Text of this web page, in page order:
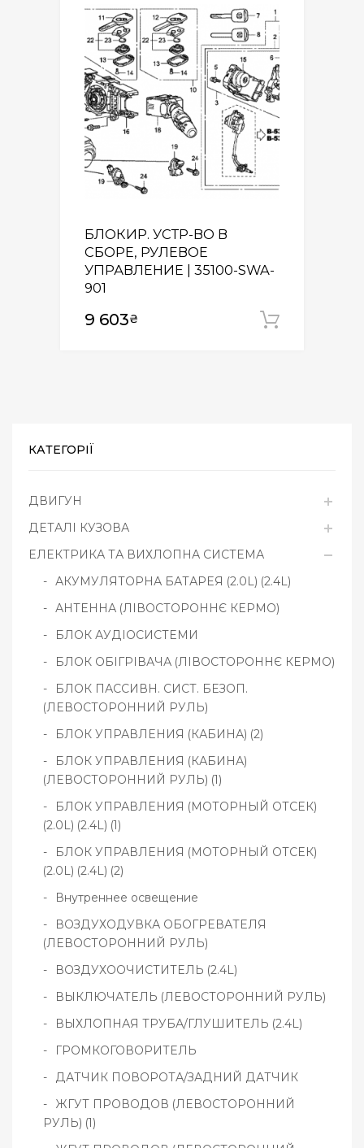
БЛОКИР. УСТР-ВО В
СБОРЕ, РУЛЕВОЕ
УПРАВЛЕНИЕ | 35100-SWA-
901
9 603₴
КАТЕГОРІЇ
ДВИГУН
ДЕТАЛІ КУЗОВА
ЕЛЕКТРИКА ТА ВИХЛОПНА СИСТЕМА
АКУМУЛЯТОРНА БАТАРЕЯ (2.0L) (2.4L)
АНТЕННА (ЛІВОСТОРОННЄ КЕРМО)
БЛОК АУДІОСИСТЕМИ
БЛОК ОБІГРІВАЧА (ЛІВОСТОРОННЄ КЕРМО)
БЛОК ПАССИВН. СИСТ. БЕЗОП.
(ЛЕВОСТОРОННИЙ РУЛЬ)
БЛОК УПРАВЛЕНИЯ (КАБИНА) (2)
БЛОК УПРАВЛЕНИЯ (КАБИНА)
(ЛЕВОСТОРОННИЙ РУЛЬ) (1)
БЛОК УПРАВЛЕНИЯ (МОТОРНЫЙ ОТСЕК)
(2.0L) (2.4L) (1)
БЛОК УПРАВЛЕНИЯ (МОТОРНЫЙ ОТСЕК)
(2.0L) (2.4L) (2)
Внутреннее освещение
ВОЗДУХОДУВКА ОБОГРЕВАТЕЛЯ
(ЛЕВОСТОРОННИЙ РУЛЬ)
ВОЗДУХООЧИСТИТЕЛЬ (2.4L)
ВЫКЛЮЧАТЕЛЬ (ЛЕВОСТОРОННИЙ РУЛЬ)
ВЫХЛОПНАЯ ТРУБА/ГЛУШИТЕЛЬ (2.4L)
ГРОМКОГОВОРИТЕЛЬ
ДАТЧИК ПОВОРОТА/ЗАДНИЙ ДАТЧИК
ЖГУТ ПРОВОДОВ (ЛЕВОСТОРОННИЙ
РУЛЬ) (1)